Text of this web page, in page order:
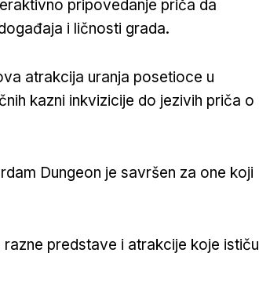
pripovedanje priča da
i ličnosti grada.
atrakcija uranja posetioce u
kazni inkvizicije do jezivih priča o
Dungeon je savršen za one koji
predstave i atrakcije koje ističu